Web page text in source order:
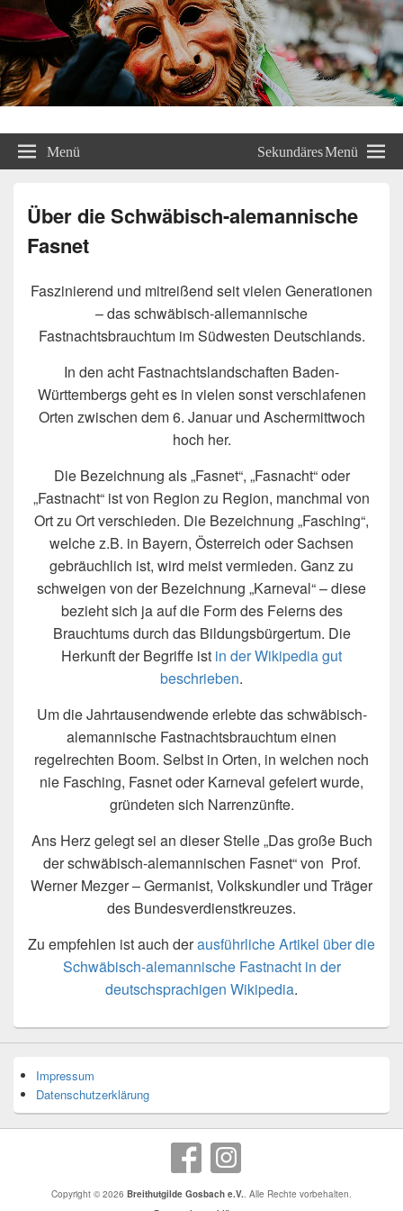
Breithutgilde Gosbach e.V.
Menü Sekundäres Menü
Über die Schwäbisch-alemannische
Fasnet
Faszinierend und mitreißend seit vielen Generationen
– das schwäbisch-allemannische
Fastnachtsbrauchtum im Südwesten Deutschlands.
In den acht Fastnachtslandschaften Baden-
Württembergs geht es in vielen sonst verschlafenen
Orten zwischen dem 6. Januar und Aschermittwoch
hoch her.
Die Bezeichnung als „Fasnet“, „Fasnacht“ oder
„Fastnacht“ ist von Region zu Region, manchmal von
Ort zu Ort verschieden. Die Bezeichnung „Fasching“,
welche z.B. in Bayern, Österreich oder Sachsen
gebräuchlich ist, wird meist vermieden. Ganz zu
schweigen von der Bezeichnung „Karneval“ – diese
bezieht sich ja auf die Form des Feierns des
Brauchtums durch das Bildungsbürgertum. Die
Herkunft der Begriffe ist in der Wikipedia gut
beschrieben.
Um die Jahrtausendwende erlebte das schwäbisch-
alemannische Fastnachtsbrauchtum einen
regelrechten Boom. Selbst in Orten, in welchen noch
nie Fasching, Fasnet oder Karneval gefeiert wurde,
gründeten sich Narrenzünfte.
Ans Herz gelegt sei an dieser Stelle „Das große Buch
der schwäbisch-alemannischen Fasnet“ von Prof.
Werner Mezger – Germanist, Volkskundler und Träger
des Bundesverdienstkreuzes.
Zu empfehlen ist auch derausführliche Artikel über die
Schwäbisch-alemannische Fastnacht in der
deutschsprachigen Wikipedia.
Impressum
Datenschutzerklärung
Copyright © 2026 Breithutgilde Gosbach e.V.. Alle Rechte vorbehalten.